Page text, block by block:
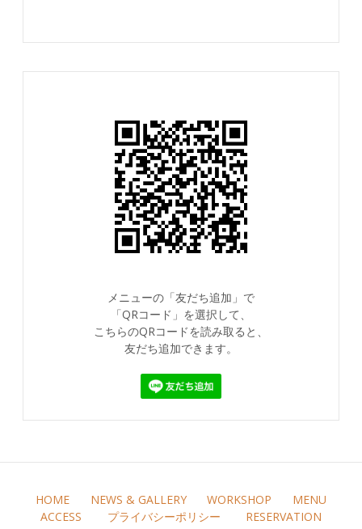
メニューの「友だち追加」で
「QRコード」を選択して、
こちらのQRコードを読み取ると、
友だち追加できます。
HOME NEWS & GALLERY WORKSHOP
MENU
ACCESS
プライバシーポリシー RESERVATION